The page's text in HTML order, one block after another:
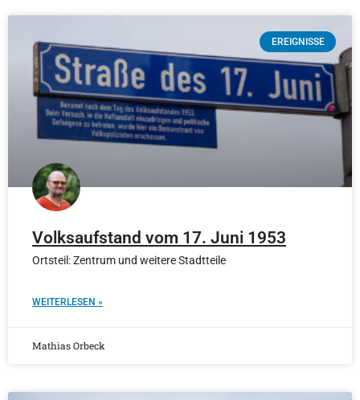
EREIGNISSE
Volksaufstand vom 17. Juni 1953
Ortsteil: Zentrum und weitere Stadtteile
WEITERLESEN »
Mathias Orbeck